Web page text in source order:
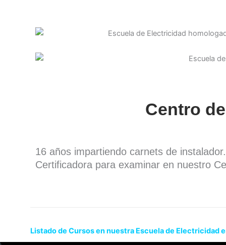
Centro
16 años impartiendo carnets de
Certificadora para examinar en nuestro
Listado de Cursos en nuestra Escuela de Electricidad